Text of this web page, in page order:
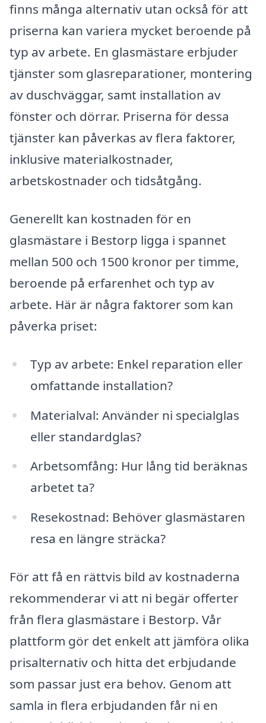
finns många alternativ utan också för att
priserna kan variera mycket beroende på
typ av arbete. En glasmästare erbjuder
tjänster som glasreparationer, montering
av duschväggar, samt installation av
fönster och dörrar. Priserna för dessa
tjänster kan påverkas av flera faktorer,
inklusive materialkostnader,
arbetskostnader och tidsåtgång.
Generellt kan kostnaden för en
glasmästare i Bestorp ligga i spannet
mellan 500 och 1500 kronor per timme,
beroende på erfarenhet och typ av
arbete. Här är några faktorer som kan
påverka priset:
Typ av arbete: Enkel reparation eller
omfattande installation?
Materialval: Använder ni specialglas
eller standardglas?
Arbetsomfång: Hur lång tid beräknas
arbetet ta?
Resekostnad: Behöver glasmästaren
resa en längre sträcka?
För att få en rättvis bild av kostnaderna
rekommenderar vi att ni begär offerter
från flera glasmästare i Bestorp. Vår
plattform gör det enkelt att jämföra olika
prisalternativ och hitta det erbjudande
som passar just era behov. Genom att
samla in flera erbjudanden får ni en